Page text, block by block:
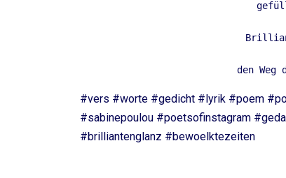
den
#vers #worte #gedicht #lyrik #poem
#sabinepoulou #poetsofinstagram
#brilliantenglanz #bewoelktezeiten